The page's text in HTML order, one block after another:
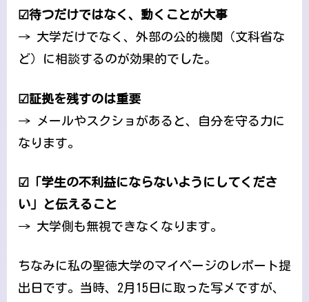
☑待つだけではなく、動くことが大事
→ 大学だけでなく、外部の公的機関（文科省な
ど）に相談するのが効果的でした。
☑証拠を残すのは重要
→ メールやスクショがあると、自分を守る力に
なります。
☑「学生の不利益にならないようにしてくださ
い」と伝えること
→ 大学側も無視できなくなります。
ちなみに私の聖徳大学のマイページのレポート提
出日です。当時、2月15日に取った写メですが、